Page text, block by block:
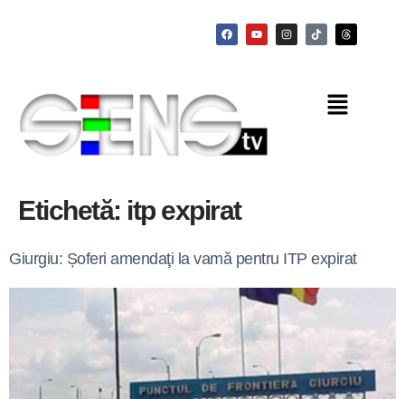
Etichetă: itp expirat
Giurgiu: Șoferi amendaţi la vamă pentru ITP expirat